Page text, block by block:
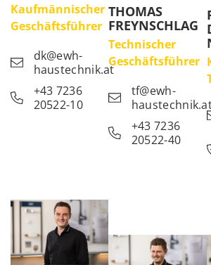
Kaufmännischer
Geschäftsführer
dk@ewh-
haustechnik.at
+43 7236
20522-10
THOMAS
FREYNSCHLAG
Technischer
Geschäftsführer
tf@ewh-
+43 7236
20522-40